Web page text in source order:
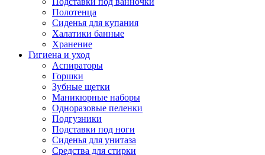
Полотенца
Сиденья для купания
Халатики банные
Хранение
Гигиена и уход
Аспираторы
Горшки
Зубные щетки
Маникюрные наборы
Одноразовые пеленки
Подгузники
Подставки под ноги
Сиденья для унитаза
Средства для стирки